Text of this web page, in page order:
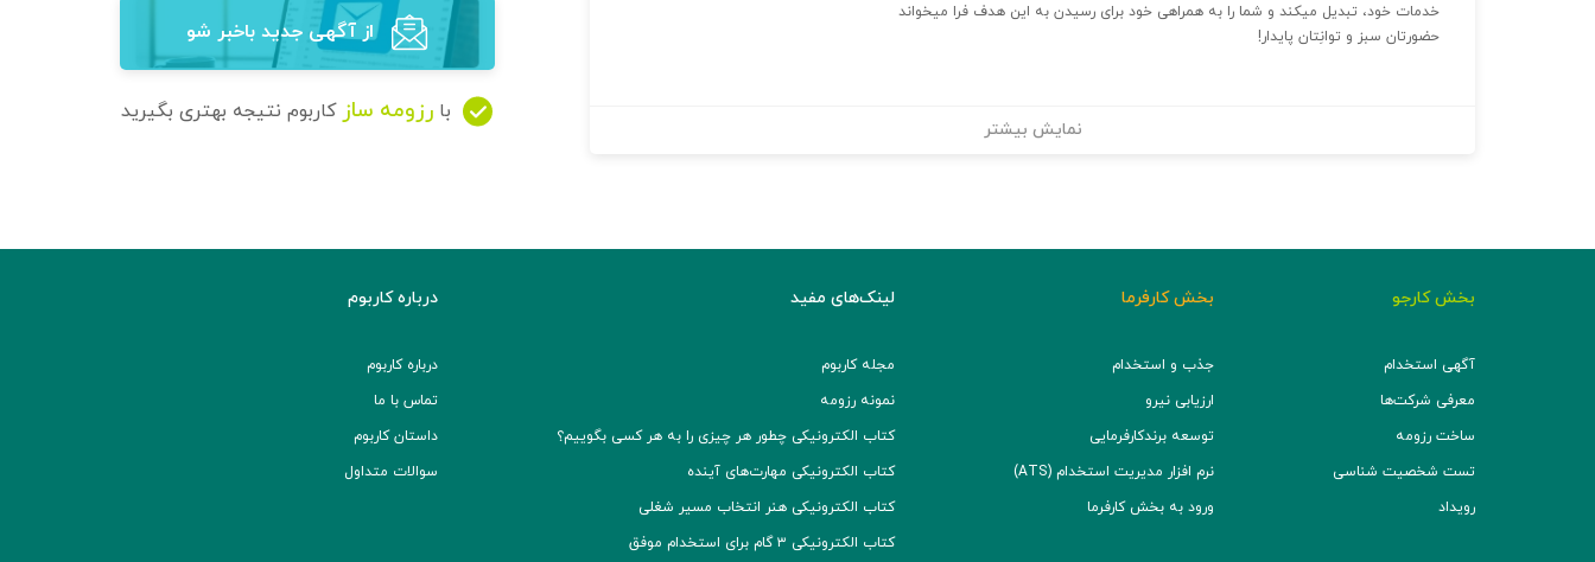
خدمات خود، تبدیل میکند و شما را به همراهی خود برای رسیدن به این هدف فرا میخواند
حضورتان سبز و توانِتان پایدار!
نمایش بیشتر
از آگهی‌ جدید باخبر شو
با رزومه ساز کاربوم نتیجه بهتری بگیرید
بخش کارجو
آگهی استخدام
معرفی شرکت‌ها
ساخت رزومه
تست شخصیت شناسی
رویداد
بخش کارفرما
جذب و استخدام
ارزیابی نیرو
توسعه برند‌کارفرمایی
نرم افزار مدیریت استخدام (ATS)
ورود به بخش کارفرما
لینک‌های مفید
مجله کاربوم
نمونه رزومه
کتاب الکترونیکی چطور هر چیزی را به هر کسی بگوییم؟
کتاب الکترونیکی مهارت‌های آینده
کتاب الکترونیکی هنر انتخاب مسیر شغلی
کتاب الکترونیکی ۳ گام برای استخدام موفق
درباره کاربوم
درباره کاربوم
تماس با ما
داستان کاربوم
سوالات متداول